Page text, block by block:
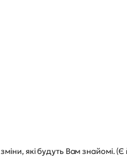
які будуть Вам знайомі. (Є